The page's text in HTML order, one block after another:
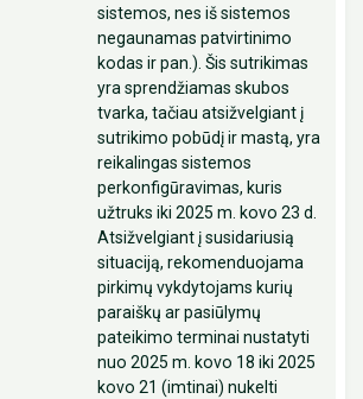
sistemos, nes iš sistemos
negaunamas patvirtinimo
kodas ir pan.). Šis sutrikimas
yra sprendžiamas skubos
tvarka, tačiau atsižvelgiant į
sutrikimo pobūdį ir mastą, yra
reikalingas sistemos
perkonfigūravimas, kuris
užtruks iki 2025 m. kovo 23 d.
Atsižvelgiant į susidariusią
situaciją, rekomenduojama
pirkimų vykdytojams kurių
paraiškų ar pasiūlymų
pateikimo terminai nustatyti
nuo 2025 m. kovo 18 iki 2025
kovo 21 (imtinai) nukelti